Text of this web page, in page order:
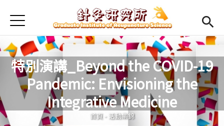
首頁
最新消息
本所簡介
Open submenu (師資陣容)
師資陣容
Open submenu (課程規劃)
課程規劃
Jump to Navigation
Jump to Main content
特別演講_Beyond the COVID-19
Pandemic: Envisioning the
Integrative Medicine
您在這裡
首頁 - 活動集錦